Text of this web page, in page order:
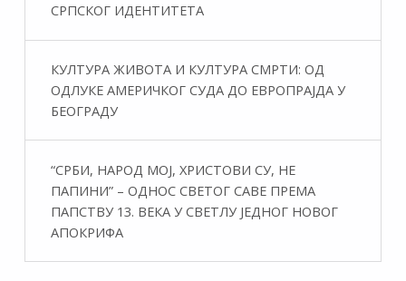
СРПСКОГ ИДЕНТИТЕТА
КУЛТУРА ЖИВОТА И КУЛТУРА СМРТИ: ОД
ОДЛУКЕ АМЕРИЧКОГ СУДА ДО ЕВРОПРАЈДА У
БЕОГРАДУ
“СРБИ, НАРОД МОЈ, ХРИСТОВИ СУ, НЕ
ПАПИНИ” – ОДНОС СВЕТОГ САВЕ ПРЕМА
ПАПСТВУ 13. ВЕКА У СВЕТЛУ ЈЕДНОГ НОВОГ
АПОКРИФА